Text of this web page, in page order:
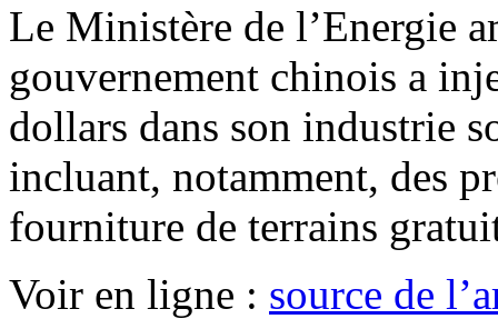
Le Ministère de l’Energie
gouvernement chinois a
dollars dans son industrie
incluant, notamment, des
fourniture de terrains
Voir en ligne : source de